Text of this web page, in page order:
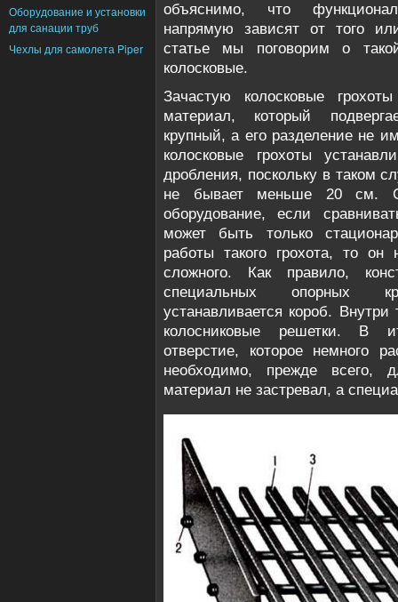
Оборудование и установки
для санации труб
Чехлы для самолета Piper
объяснимо, что
напрямую зависят от того
статье мы поговорим о
колосковые.
Зачастую колосковые
материал, который
крупный, а его разделение не
колосковые грохоты
дробления, поскольку в таком
не бывает меньше 20 см.
оборудование, если
может быть только
работы такого грохота, то он
сложного. Как правило,
специальных опорных
устанавливается короб.
колосниковые решетки. В
отверстие, которое немного
необходимо, прежде всего,
материал не застревал, а